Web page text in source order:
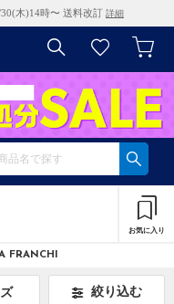
30(木)14時〜 送料改訂 詳細
お気に入り
FRANCHI
絞り込む